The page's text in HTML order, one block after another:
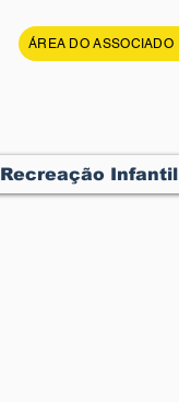
ÁREA DO ASSOCIADO
Recreação Infantil